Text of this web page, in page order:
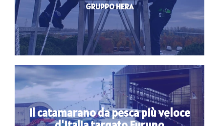
GRUPPO HERA
Il catamarano da pesca più veloce